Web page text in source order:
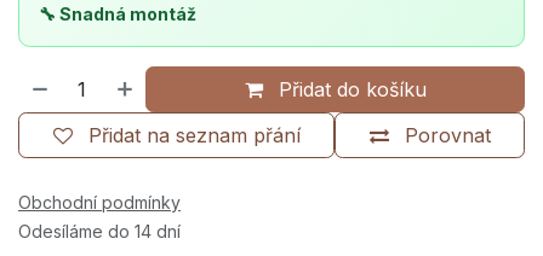
🔧 Snadná montáž
Přidat do košíku
Porovnat
Přidat na seznam přání
Obchodní podmínky
Odesíláme do 14 dní